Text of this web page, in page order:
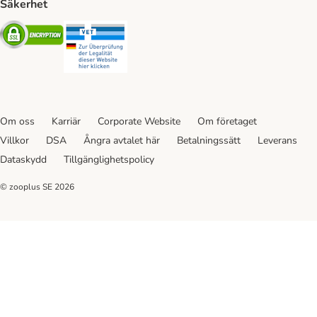
Säkerhet
Security
Om oss Karriär Corporate Website
Om företaget
Villkor
DSA Ångra avtalet här Betalningssätt
Leverans
Dataskydd
Tillgänglighetspolicy
© zooplus SE 2026